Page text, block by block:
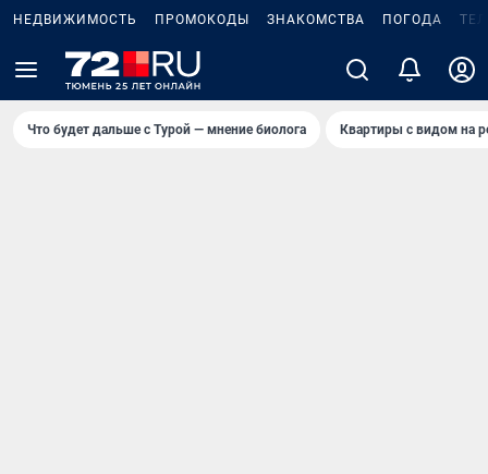
НЕДВИЖИМОСТЬ ПРОМОКОДЫ ЗНАКОМСТВА ПОГОДА
Что будет дальше с Турой — мнение биолога Квартиры с видом на